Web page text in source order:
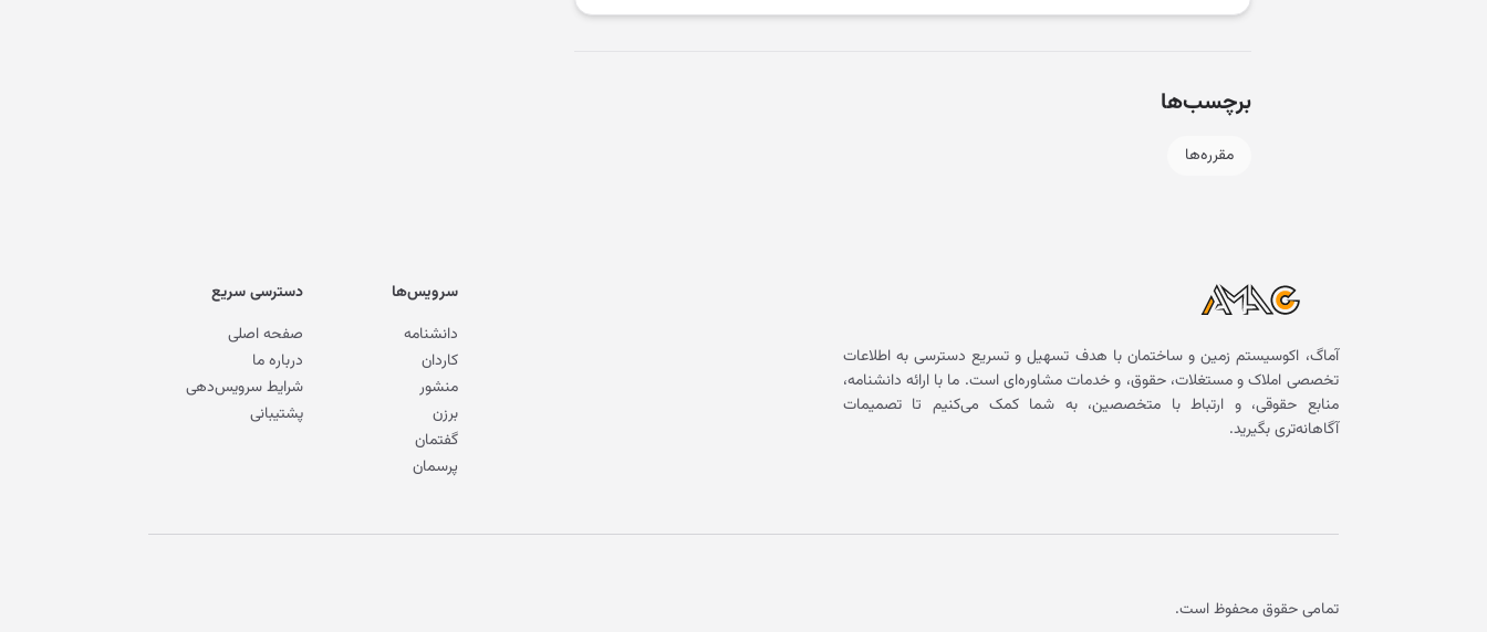
برچسب‌ها
مقرره‌ها
آماگ، اکوسیستم زمین و ساختمان با هدف تسهیل و تسریع دسترسی به اطلاعات
تخصصی املاک و مستغلات، حقوق، و خدمات مشاوره‌ای است. ما با ارائه دانشنامه،
منابع حقوقی، و ارتباط با متخصصین، به شما کمک می‌کنیم تا تصمیمات
آگاهانه‌تری بگیرید.
سرویس‌ها
دانشنامه
کاردان
منشور
برزن
گفتمان
پرسمان
دسترسی سریع
صفحه اصلی
درباره ما
شرایط سرویس‌دهی
پشتیبانی
تمامی حقوق محفوظ است.